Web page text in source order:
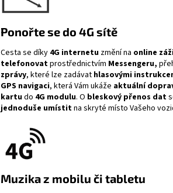
Ponořte se do 4G sítě
Cesta se díky 4G internetu změní na online
telefonovatprostřednictvím Messengeru,
zprávy, které lze zadávat hlasovými
GPS navigaci, která Vám ukáže aktuální
kartudo 4G modulu. O bleskový přenos dat
jednoduše umístitna skryté místo Vašeho
Muzika z mobilu či tabletu